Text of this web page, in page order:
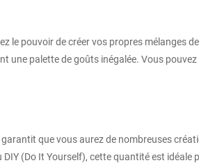
le pouvoir de créer vos propres mélanges
une palette de goûts inégalée. Vous
que vous aurez de nombreuses
(Do It Yourself), cette quantité est idéale